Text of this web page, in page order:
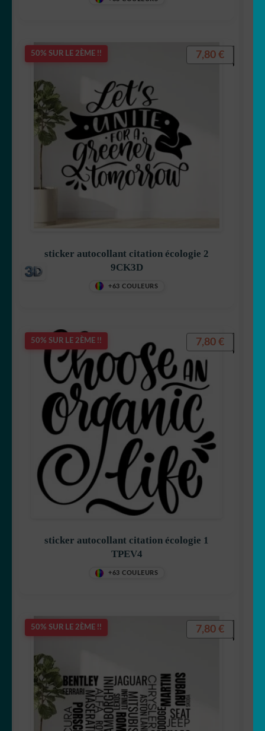
50% SUR LE 2ÈME !!
sticker autocollant citation écologie 2
9CK3D
+63 COULEURS
7,80 €
50% SUR LE 2ÈME !!
sticker autocollant citation écologie 1
TPEV4
+63 COULEURS
7,80 €
50% SUR LE 2ÈME !! 7,80 €